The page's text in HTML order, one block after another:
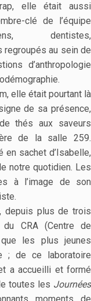
elle était aussi
clé de l’équipe
dentistes,
au sein de
d’anthropologie
elle était pourtant là
de sa présence,
thés aux saveurs
de la salle 259.
en sachet d’Isabelle,
notre quotidien. Les
à l’image de son
depuis plus de trois
CRA (Centre de
que les plus jeunes
; de ce laboratoire
a accueilli et formé
toutes les Journées